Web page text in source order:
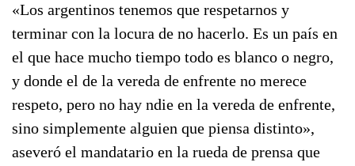
«Los argentinos tenemos que respetarnos y
terminar con la locura de no hacerlo. Es un país en
el que hace mucho tiempo todo es blanco o negro,
y donde el de la vereda de enfrente no merece
respeto, pero no hay ndie en la vereda de enfrente,
sino simplemente alguien que piensa distinto»,
aseveró el mandatario en la rueda de prensa que